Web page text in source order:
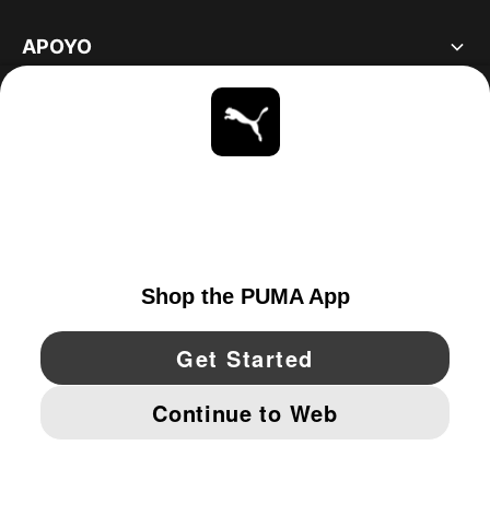
APOYO
YouTube Twitter Pinterest
IMPRINT AND LEGAL DATA